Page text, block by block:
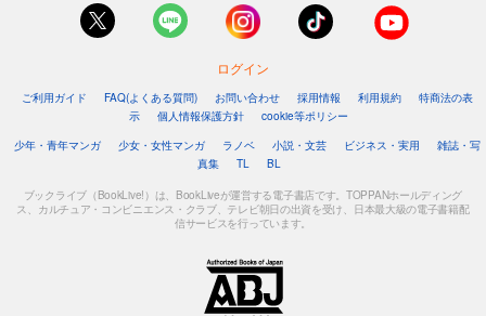
ログイン
ご利用ガイド FAQ(よくある質問) お問い合わせ 採用情報 利用規約
特商法の表
示
個人情報保護方針
cookie等ポリシー
少年・青年マンガ
少女・女性マンガ ラノベ 小説・文芸 ビジネス・実用
雑誌・写
真集
TL BL
ブックライブ（BookLive!）は、BookLiveが運営する電子書店です。TOPPANホールディング
ス、カルチュア・コンビニエンス・クラブ、テレビ朝日の出資を受け、日本最大級の電子書籍配
信サービスを行っています。